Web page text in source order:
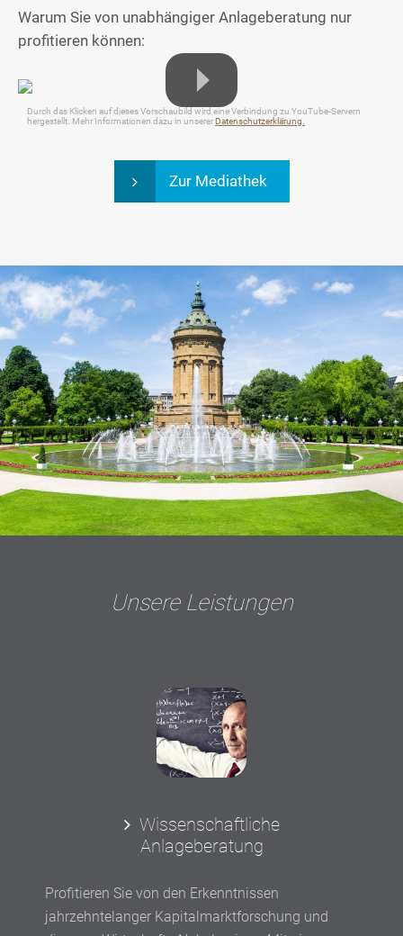
Warum Sie von unabhängiger Anlageberatung nur
profitieren können:
Durch das Klicken auf dieses Vorschaubild wird eine Verbindung zu YouTube-Servern
hergestellt. Mehr Informationen dazu in unsererDatenschutzerklärung.
Zur Mediathek
Unsere Leistungen
Wissenschaftliche
Anlageberatung
Profitieren Sie von den Erkenntnissen
jahrzehntelanger Kapitalmarktforschung und